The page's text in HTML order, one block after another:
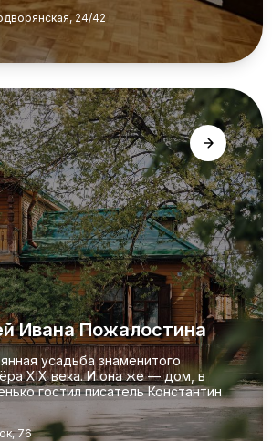
24/42
Ивана Пожалостина
усадьба знаменитого
XIX века. И она же — дом, в
гостил писатель Константин
76